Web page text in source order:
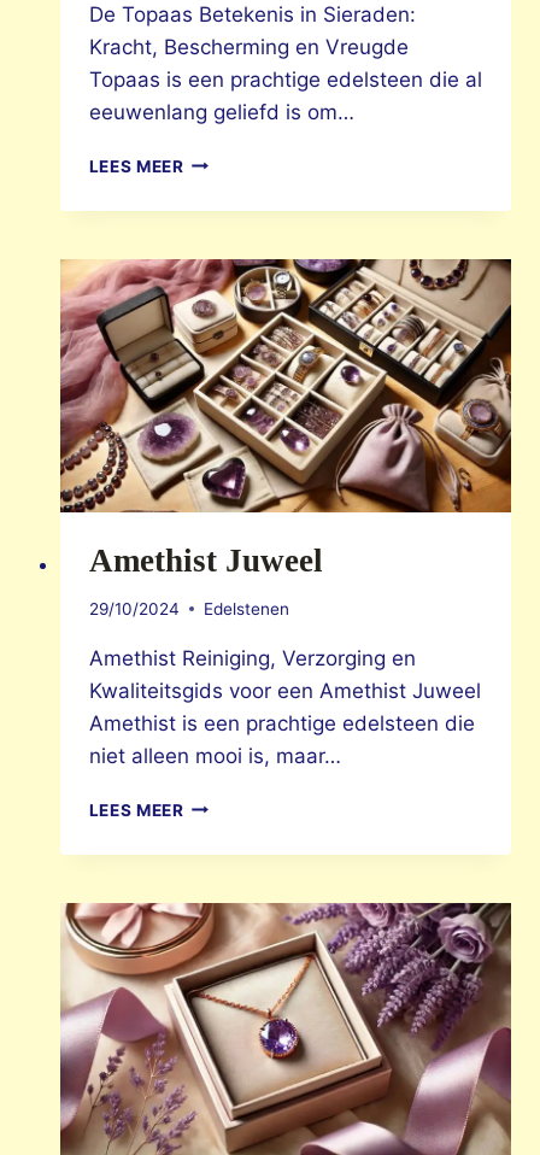
De Topaas Betekenis in Sieraden:
Kracht, Bescherming en Vreugde
Topaas is een prachtige edelsteen die al
eeuwenlang geliefd is om…
LEES MEERTOPAAS
Amethist Juweel
29/10/2024 Edelstenen
Amethist Reiniging, Verzorging en
Kwaliteitsgids voor een Amethist Juweel
Amethist is een prachtige edelsteen die
niet alleen mooi is, maar…
LEES MEERAMETHIST